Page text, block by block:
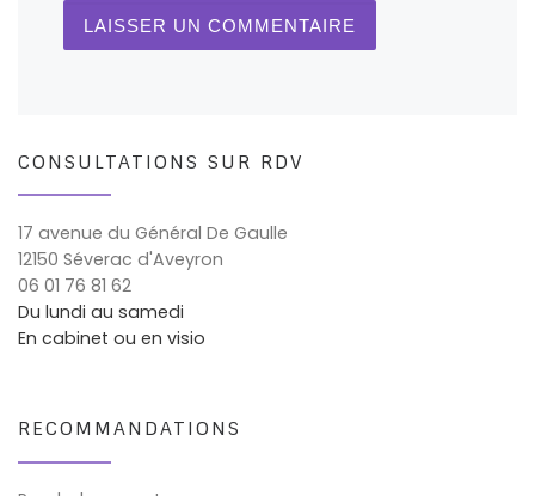
CONSULTATIONS SUR RDV
17 avenue du Général De Gaulle
12150 Séverac d'Aveyron
06 01 76 81 62
Du lundi au samedi
En cabinet ou en visio
RECOMMANDATIONS